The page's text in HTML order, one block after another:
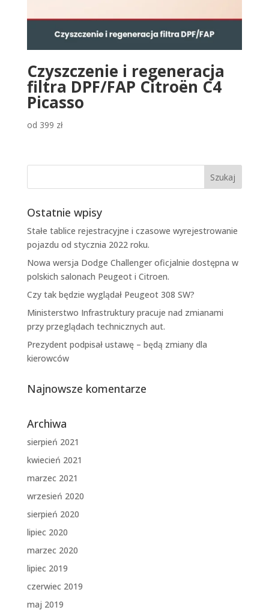
Czyszczenie i regeneracja
filtra DPF/FAP Citroën C4
Picasso
od 399 zł
Ostatnie wpisy
Stałe tablice rejestracyjne i czasowe wyrejestrowanie
pojazdu od stycznia 2022 roku.
Nowa wersja Dodge Challenger oficjalnie dostępna w
polskich salonach Peugeot i Citroen.
Czy tak będzie wyglądał Peugeot 308 SW?
Ministerstwo Infrastruktury pracuje nad zmianami
przy przeglądach technicznych aut.
Prezydent podpisał ustawę – będą zmiany dla
kierowców
Najnowsze komentarze
Archiwa
sierpień 2021
kwiecień 2021
marzec 2021
wrzesień 2020
sierpień 2020
lipiec 2020
marzec 2020
lipiec 2019
czerwiec 2019
maj 2019